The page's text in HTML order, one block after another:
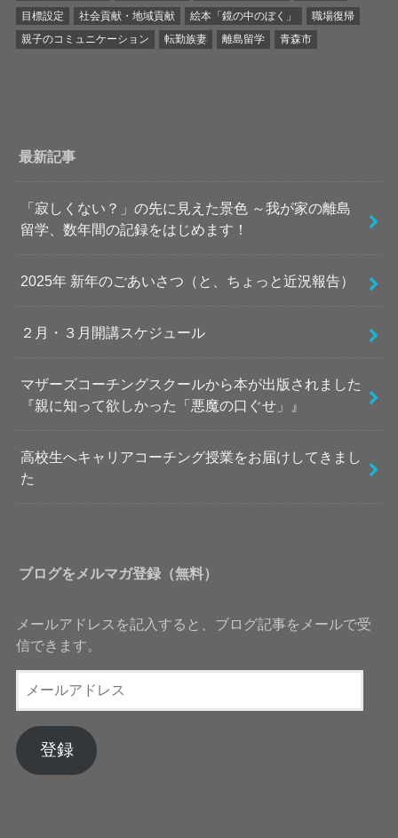
目標設定
社会貢献・地域貢献 絵本「鏡の中のぼく」
職場復帰
親子のコミュニケーション
転勤族妻 離島留学 青森市
最新記事
「寂しくない？」の先に見えた景色 ～我が家の離島
留学、数年間の記録をはじめます！
2025年 新年のごあいさつ（と、ちょっと近況報告）
２月・３月開講スケジュール
マザーズコーチングスクールから本が出版されました
『親に知って欲しかった「悪魔の口ぐせ」』
高校生へキャリアコーチング授業をお届けしてきまし
た
ブログをメルマガ登録（無料）
メールアドレスを記入すると、ブログ記事をメールで受
信できます。
ア
ド
登録